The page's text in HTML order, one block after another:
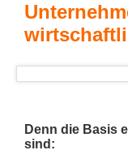
Denn die Basis
sind: